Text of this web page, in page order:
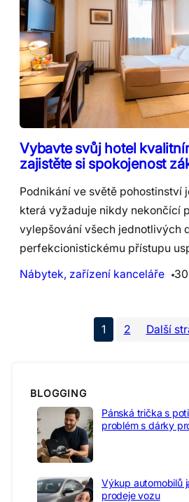
Vybavte svůj hotel
zajistěte si spokojenost
Podnikání ve světě pohostinství
která vyžaduje nikdy nekončící
vylepšování všech jednotlivých
perfekcionistickému přístupu
Nábytek, zařízení kanceláře
1 2 Další
BLOGGING
Pánská trička s
problém s dárky
Výkup automobilů
prodeje vozu